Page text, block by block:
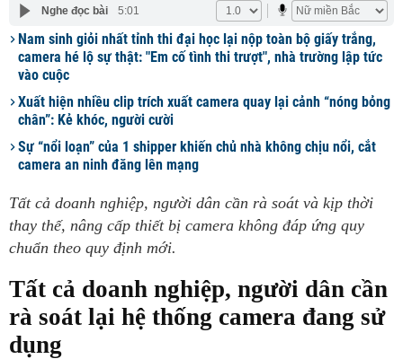
Nghe đọc bài 5:01
Nam sinh giỏi nhất tỉnh thi đại học lại nộp toàn bộ giấy trắng,
camera hé lộ sự thật: "Em cố tình thi trượt", nhà trường lập tức
vào cuộc
Xuất hiện nhiều clip trích xuất camera quay lại cảnh “nóng bỏng
chân”: Kẻ khóc, người cười
Sự “nổi loạn” của 1 shipper khiến chủ nhà không chịu nổi, cắt
camera an ninh đăng lên mạng
Tất cả doanh nghiệp, người dân cần rà soát và kịp thời
thay thế, nâng cấp thiết bị camera không đáp ứng quy
chuẩn theo quy định mới.
Tất cả doanh nghiệp, người dân cần
rà soát lại hệ thống camera đang sử
dụng